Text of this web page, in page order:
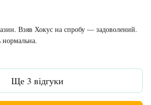
Взяв Хокус на спробу — задоволений.
нормальна.
Ще 3 відгуки